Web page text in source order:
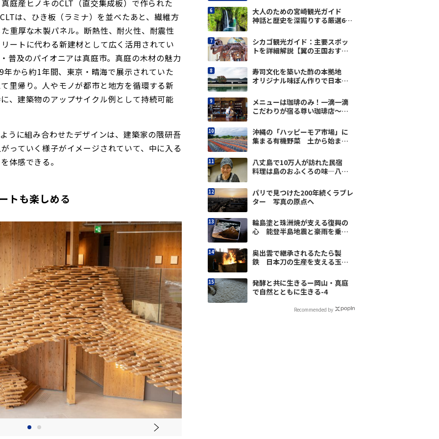
庭産ヒノキのCLT（直交集成板）で作られた
は、ひき板（ラミナ）を並べたあと、繊維方
重厚な木製パネル。断熱性、耐火性、耐震性
ートに代わる新建材として広く活用されてい
普及のパイオニアは真庭市。真庭の木材の魅力
から約1年間、東京・晴海で展示されていた
里帰り。人やモノが都市と地方を循環する新
、建築物のアップサイクル例として持続可能
うに組み合わせたデザインは、建築家の隈研吾
っていく様子がイメージされていて、中に入る
体感できる。
トも楽しめる
大人のための宮崎観光ガイド
神話と歴史を深掘りする厳選6ス
シカゴ観光ガイド：主要スポッ
トを詳細解説【翼の王国おすす
寿司文化を築いた酢の本拠地
オリジナル味ぽん作りで日本の
メニューは珈琲のみ！一滴一滴
こだわりが宿る尊い珈琲店～水
沖縄の「ハッピーモア市場」に
集まる有機野菜 土から始まる
八丈島で10万人が訪れた民宿
料理は島のおふくろの味―八丈
パリで見つけた200年続くラブレ
ター 写真の原点へ
輪島塗と珠洲焼が支える復興の
心 能登半島地震と豪雨を乗り
奥出雲で継承されるたたら製
鉄 日本刀の生産を支える玉鋼
発酵と共に生きるー岡山・真庭
で自然とともに生きる-4
Recommended by